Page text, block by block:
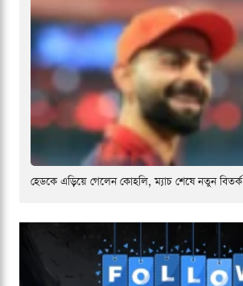
হেডকে এড়িয়ে গেলেন কোহলি, ম্যাচ শেষে নতুন বিতর্ক